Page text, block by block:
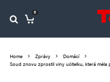
0
Home Zprávy
Domácí
Soud znovu zprostil viny učitelku, která měla